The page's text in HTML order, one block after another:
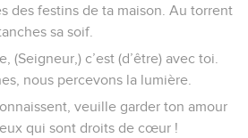
des festins de ta maison. Au torrent
sa soif.
(Seigneur,) c’est (d’être) avec toi.
nous percevons la lumière.
veuille garder ton amour
qui sont droits de cœur !